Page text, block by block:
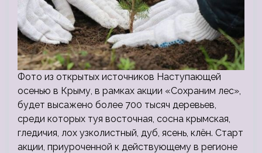
Фото из открытых источников Наступающей
осенью в Крыму, в рамках акции «Сохраним лес»,
будет высажено более 700 тысяч деревьев,
среди которых туя восточная, сосна крымская,
гледичия, лох узколистный, дуб, ясень, клён. Старт
акции, приуроченной к действующему в регионе